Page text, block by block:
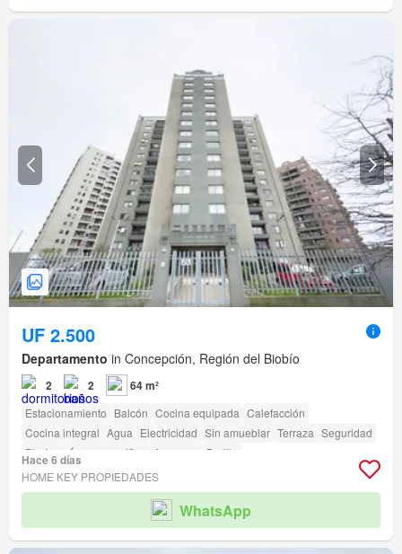
UF 2.500
Departamento in Concepción, Región del Biobío
2 2 64 m²
Estacionamiento Balcón Cocina equipada Calefacción
Cocina integral Agua Electricidad Sin amueblar Terraza Seguridad
Piscina
Área para niños Ascensor Parilla
Hace 6 días
HOME KEY PROPIEDADES
WhatsApp